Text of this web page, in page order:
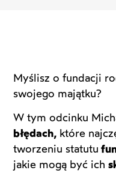
Myślisz o fundacji
swojego majątku?
W tym odcinku
błędach, które
tworzeniu statutu
jakie mogą być ich